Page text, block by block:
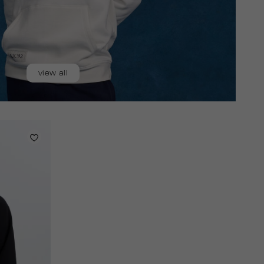
view all